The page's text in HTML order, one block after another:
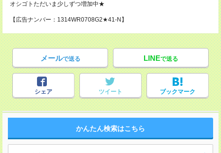
オシゴトただいま少しずつ増加中★
【広告ナンバー：1314WR0708G2★41-N】
メールで送る LINEで送る
シェア ツイート ブックマーク
かんたん検索はこちら